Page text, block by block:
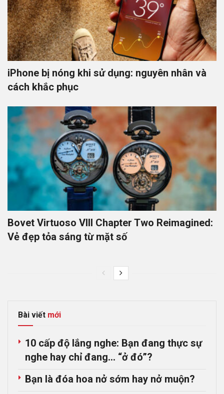
iPhone bị nóng khi sử dụng: nguyên nhân và
cách khắc phục
Bovet Virtuoso VIII Chapter Two Reimagined:
Vẻ đẹp tỏa sáng từ mặt số
Bài viết mới
10 cấp độ lắng nghe: Bạn đang thực sự
nghe hay chỉ đang… “ở đó”?
Bạn là đóa hoa nở sớm hay nở muộn?